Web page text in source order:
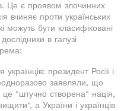
Це є проявом злочинних
вчиняє проти українських
можуть бути класифіковані
в галузі
президент Росії і
заявляли, що
це "штучно створена" нація,
а України і українців